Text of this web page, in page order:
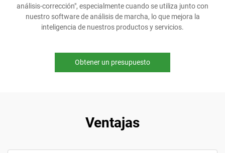
análisis-corrección", especialmente cuando se utiliza junto con
nuestro software de análisis de marcha, lo que mejora la
inteligencia de nuestros productos y servicios.
Obtener un presupuesto
Ventajas